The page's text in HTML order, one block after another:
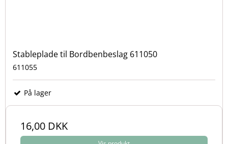
Stableplade til Bordbenbeslag 611050
611055
På lager
16,00 DKK